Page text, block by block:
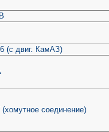
(с двиг. КамАЗ)
соединение)